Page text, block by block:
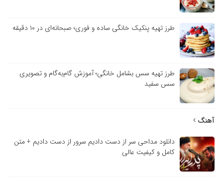
طرز تهیه پنکیک خانگی ساده و فوری؛ صبحانه‌ای در ۱۰ دقیقه
طرز تهیه سس بشامل خانگی؛ آموزش گام‌به‌گام و تصویری
سس سفید
آهنگ
دانلود مداحی سر از دست دادیم سرور از دست دادیم + متن
کامل و کیفیت عالی